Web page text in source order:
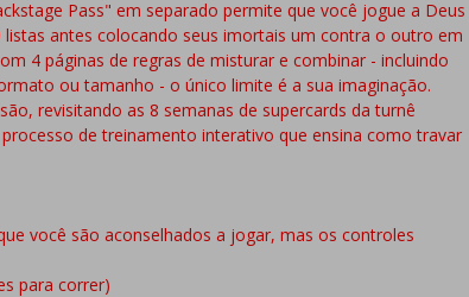
Pass" em separado permite que você jogue a Deus
antes colocando seus imortais um contra o outro em
4 páginas de regras de misturar e combinar - incluindo
ou tamanho - o único limite é a sua imaginação.
revisitando as 8 semanas de supercards da turnê
de treinamento interativo que ensina como travar
você são aconselhados a jogar, mas os controles
para correr)